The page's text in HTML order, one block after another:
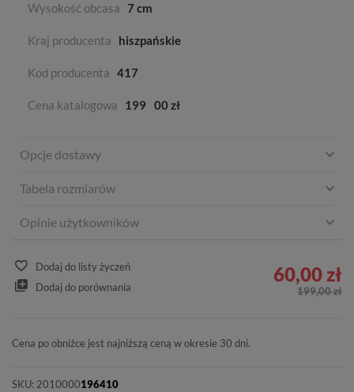
Wysokość obcasa 7 cm
Kraj producenta hiszpańskie
Kod producenta 417
Cena katalogowa 199 00 zł
Opcje dostawy
Tabela rozmiarów
Opinie użytkowników
Dodaj do listy życzeń
Dodaj do porównania
60,00 zł
199,00 zł
Cena po obniżce jest najniższą ceną w okresie 30 dni.
SKU: 2010000196410